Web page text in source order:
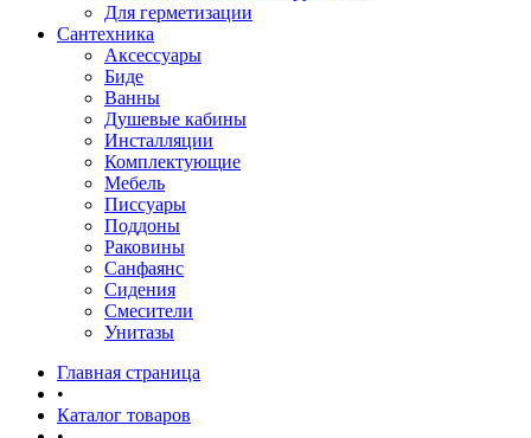
Для герметизации
Сантехника
Аксессуары
Биде
Ванны
Душевые кабины
Инсталляции
Комплектующие
Мебель
Писсуары
Поддоны
Раковины
Санфаянс
Сидения
Смесители
Унитазы
Главная страница
•
Каталог товаров